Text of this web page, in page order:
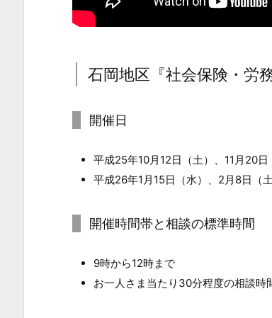
区
保
務
開
日
時・
石岡地区『社会保険・労
開催日
平成25年10月12日（土）、11月20日
平成26年1月15日（水）、2月8日（土
開催時間帯と相談の標準時間
9時から12時まで
お一人さま当たり30分程度の相談時